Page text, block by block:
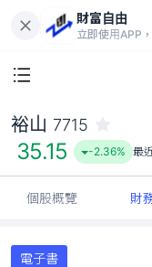
財富自由
立即使用APP
裕山 7715
35.15 -2.36% 最
個股概覽 財
電子書